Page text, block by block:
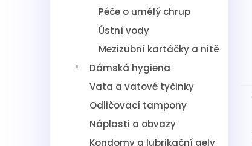
Péče o umělý chrup
Ústní vody
Mezizubní kartáčky a nitě
Dámská hygiena
Vata a vatové tyčinky
Odličovací tampony
Náplasti a obvazy
Kondomy a lubrikační gely